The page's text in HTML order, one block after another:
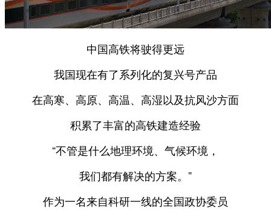
中国高铁将驶得更远
我国现在有了系列化的复兴号产品
在高寒、高原、高温、高湿以及抗风沙方面
积累了丰富的高铁建造经验
“不管是什么地理环境、气候环境，
我们都有解决的方案。”
作为一名来自科研一线的全国政协委员